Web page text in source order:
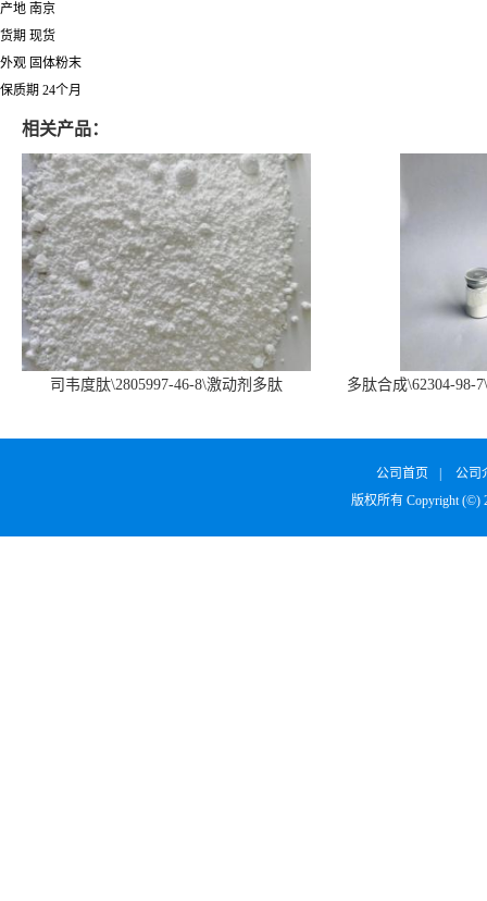
产地 南京
货期 现货
外观 固体粉末
保质期 24个月
相关产品：
司韦度肽\2805997-46-8\激动剂多肽
多肽合成\62304-98-
公司首页
公司
版权所有 Copyright (©)